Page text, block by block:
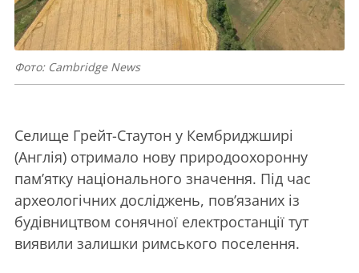
Фото: Cambridge News
Селище Грейт-Стаутон у Кембриджширі
(Англія) отримало нову природоохоронну
пам’ятку національного значення. Під час
археологічних досліджень, пов’язаних із
будівництвом сонячної електростанції тут
виявили залишки римського поселення.